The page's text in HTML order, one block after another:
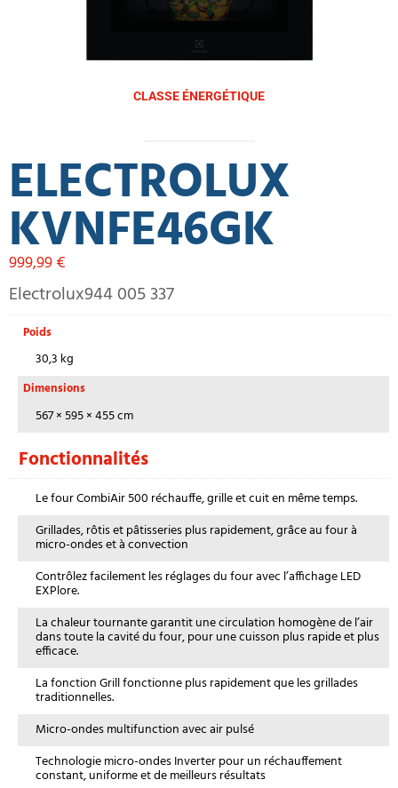
CLASSE ÉNERGÉTIQUE
ELECTROLUX
KVNFE46GK
999,99€
Electrolux944 005 337
Poids
30,3 kg
Dimensions
567 × 595 × 455 cm
Fonctionnalités
Le four CombiAir 500 réchauffe, grille et cuit en même temps.
Grillades, rôtis et pâtisseries plus rapidement, grâce au four à
micro-ondes et à convection
Contrôlez facilement les réglages du four avec l’affichage LED
EXPlore.
La chaleur tournante garantit une circulation homogène de l’air
dans toute la cavité du four, pour une cuisson plus rapide et plus
efficace.
La fonction Grill fonctionne plus rapidement que les grillades
traditionnelles.
Micro-ondes multifunction avec air pulsé
Technologie micro-ondes Inverter pour un réchauffement
constant, uniforme et de meilleurs résultats